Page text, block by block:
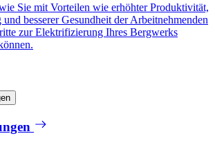
Sie mit Vorteilen wie erhöhter Produktivität,
besserer Gesundheit der Arbeitnehmenden
zur Elektrifizierung Ihres Bergwerks